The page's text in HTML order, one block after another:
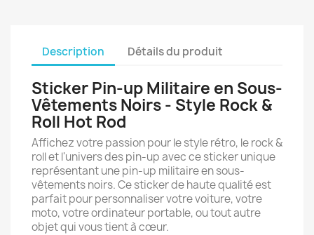
Description Détails du produit
Sticker Pin-up Militaire en Sous-
Vêtements Noirs - Style Rock &
Roll Hot Rod
Affichez votre passion pour le style rétro, le rock &
roll et l'univers des pin-up avec ce sticker unique
représentant une pin-up militaire en sous-
vêtements noirs. Ce sticker de haute qualité est
parfait pour personnaliser votre voiture, votre
moto, votre ordinateur portable, ou tout autre
objet qui vous tient à cœur.